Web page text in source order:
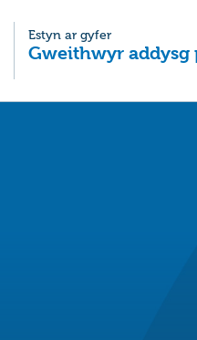
Estyn ar gyfer
Gweithwyr addysg